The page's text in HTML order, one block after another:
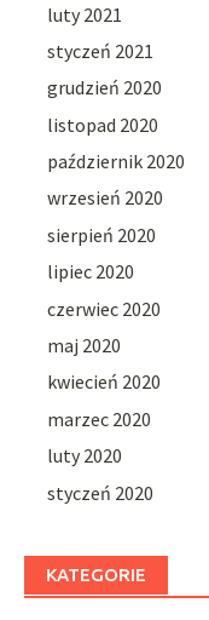
luty 2021
styczeń 2021
grudzień 2020
listopad 2020
październik 2020
wrzesień 2020
sierpień 2020
lipiec 2020
czerwiec 2020
maj 2020
kwiecień 2020
marzec 2020
luty 2020
styczeń 2020
KATEGORIE